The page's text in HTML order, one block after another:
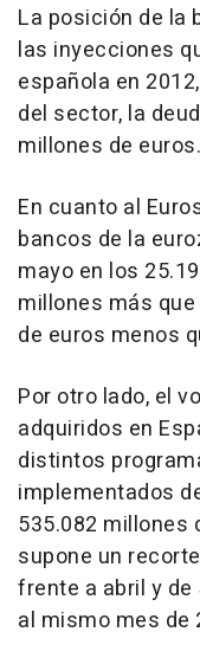
La posición de la
las inyecciones
española en
del sector, la
millones de euros.
En cuanto al
bancos de la
mayo en los
millones más
de euros menos
Por otro lado, el
adquiridos en
distintos
implementados
535.082 millones
supone un
frente a abril y
al mismo mes de